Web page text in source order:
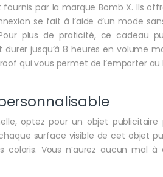
fournis par la marque Bomb X. Ils
se fait à l’aide d’un mode
plus de praticité, ce cadeau
jusqu’à 8 heures en volume
qui vous permet de l’emporter au
optez pour un objet publicitaire
surface visible de cet objet
Vous n’aurez aucun mal